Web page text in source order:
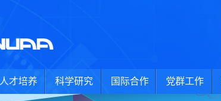
人才培养 科学研究 国际合作 党群工作